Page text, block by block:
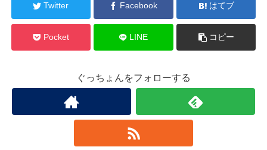
Twitter Facebook はてブ
Pocket LINE コピー
ぐっちょんをフォローする